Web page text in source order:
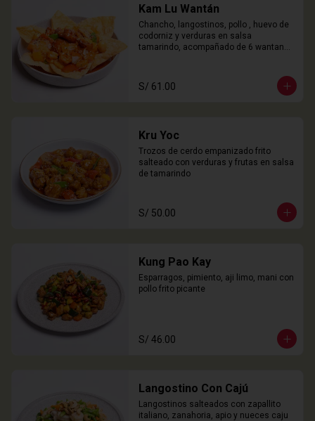
Kam Lu Wantán
Chancho, langostinos, pollo , huevo de
codorniz y verduras en salsa
tamarindo, acompañado de 6 wantanes
S/ 61.00
Kru Yoc
Trozos de cerdo empanizado frito
salteado con verduras y frutas en salsa
de tamarindo
S/ 50.00
Kung Pao Kay
Esparragos, pimiento, aji limo, mani con
pollo frito picante
S/ 46.00
Langostino Con Cajú
Langostinos salteados con zapallito
italiano, zanahoria, apio y nueces caju